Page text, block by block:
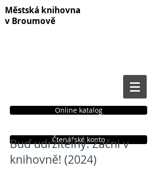
Městská knihovna
v Broumově
Online katalog
Čtenářské konto
Buď udržitelný: Začni v
knihovně! (2024)